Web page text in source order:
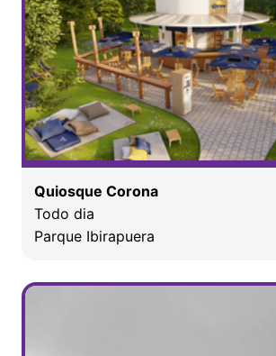
Quiosque Corona
Todo dia
Parque Ibirapuera